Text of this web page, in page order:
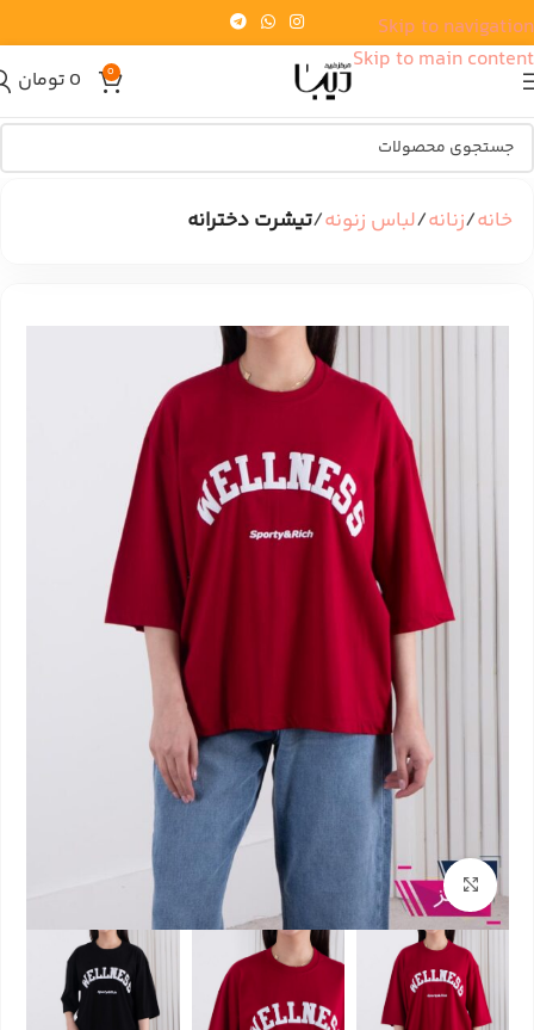
Skip to navigation
Skip to main content
0
0 تومان
خانه زنانه لباس زنونه تیشرت دخترانه
بزرگنمایی تصویر